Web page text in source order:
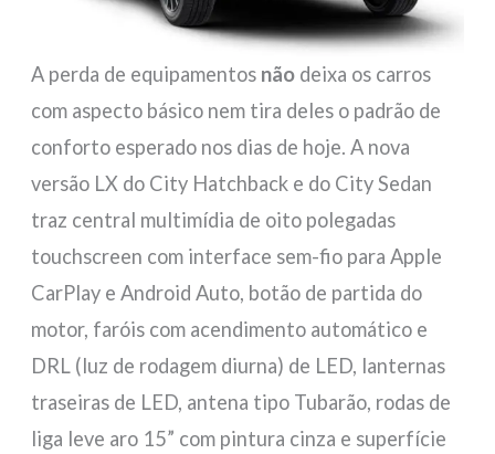
A perda de equipamentos não deixa os carros
com aspecto básico nem tira deles o padrão de
conforto esperado nos dias de hoje. A nova
versão LX do City Hatchback e do City Sedan
traz central multimídia de oito polegadas
touchscreen com interface sem-fio para Apple
CarPlay e Android Auto, botão de partida do
motor, faróis com acendimento automático e
DRL (luz de rodagem diurna) de LED, lanternas
traseiras de LED, antena tipo Tubarão, rodas de
liga leve aro 15” com pintura cinza e superfície